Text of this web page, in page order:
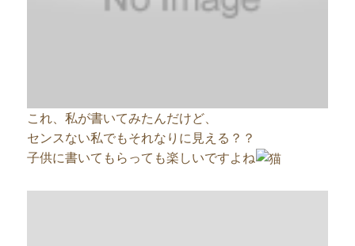
これ、私が書いてみたんだけど、
センスない私でもそれなりに見える？？
子供に書いてもらっても楽しいですよね